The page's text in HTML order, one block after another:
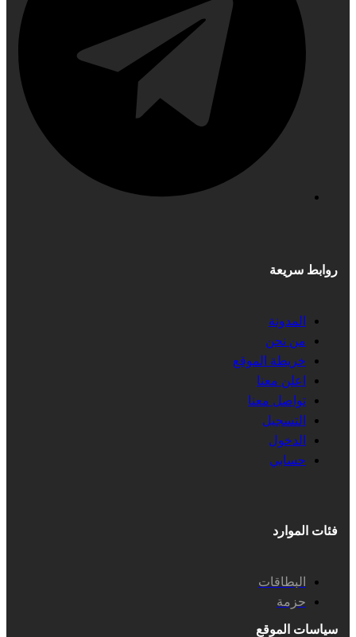
روابط سريعة
المدونة
من نحن
خريطة الموقع
اعلن معنا
تواصل معنا
التسجيل
الدخول
حسابي
فئات الموارد
البطاقات
حزمة
سياسات الموقع